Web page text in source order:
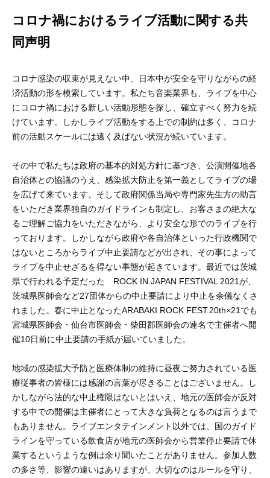
コロナ禍におけるライブ活動に関する共
同声明
コロナ感染の収束が見えない中、日本中が安全を守りながらの経
済活動の形を模索しています。私たち音楽業界も、ライブを中心
にコロナ禍における新しい活動形態を探し、確立すべく努力を続
けています。しかしライブ活動をする上での制約は多く、コロナ
前の活動スケールには遠く及ばない状況が続いています。
その中で私たちは政府の基本的対処方針に基づき、公演開催地各
自治体との協議のうえ、感染拡大防止を第一義としてライブの場
を広げて来ています。そして政府関係当局や専門家先生方の助言
をいただき業界独自のガイドラインも制定し、お客さまの絶大な
るご理解ご協力をいただきながら、より安全な形でのライブを行
っております。しかしながら政府や各自治体といった行政機関で
はないところからライブ中止要請などが出され、その事によって
ライブを中止せざるを得ない事態が起きています。最近では茨城
県で行われる予定だった ROCK IN JAPAN FESTIVAL 2021が、
茨城県医師会など27団体からの中止要請により中止を余儀なくさ
れました。春に中止となったARABAKI ROCK FEST.20th×21でも
宮城県医師会・仙台市医師会・柴田郡医師会の連名で主催者へ開
催10日前に中止要請の手紙が届いていました。
地域の感染拡大予防と医療体制の維持に昼夜ご努力されている医
療従事者の皆様には感謝の言葉が尽きることはございません。し
かしながら法的な中止権限はないとはいえ、地元の医師会が反対
する中での開催は主催者にとって大きな負荷となるのは言うまで
もありません。ライブエンタテインメント以外では、国のガイド
ラインを守っている飲食店が地元の医師会から営業停止要請で休
業するというような例は余り聞いたことがありません。参加人数
の多さ等、影響の違いはありますが、大切なのはルールを守り、